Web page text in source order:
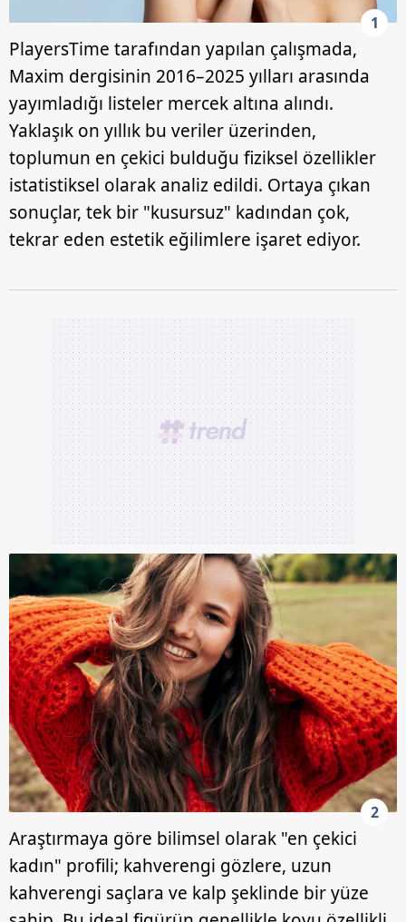
1
PlayersTime tarafından yapılan çalışmada,
Maxim dergisinin 2016–2025 yılları arasında
yayımladığı listeler mercek altına alındı.
Yaklaşık on yıllık bu veriler üzerinden,
toplumun en çekici bulduğu fiziksel özellikler
istatistiksel olarak analiz edildi. Ortaya çıkan
sonuçlar, tek bir "kusursuz" kadından çok,
tekrar eden estetik eğilimlere işaret ediyor.
2
Araştırmaya göre bilimsel olarak "en çekici
kadın" profili; kahverengi gözlere, uzun
kahverengi saçlara ve kalp şeklinde bir yüze